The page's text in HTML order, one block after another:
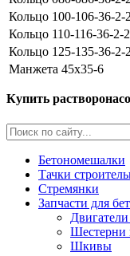
Кольцо 100-106-36-2-
Кольцо 110-116-36-2-2
Кольцо 125-135-36-2-
Манжета 45х35-6
Купить
Бетономешалки
Тачки
Стремянки
Запчасти для
Шестерни
Шкивы